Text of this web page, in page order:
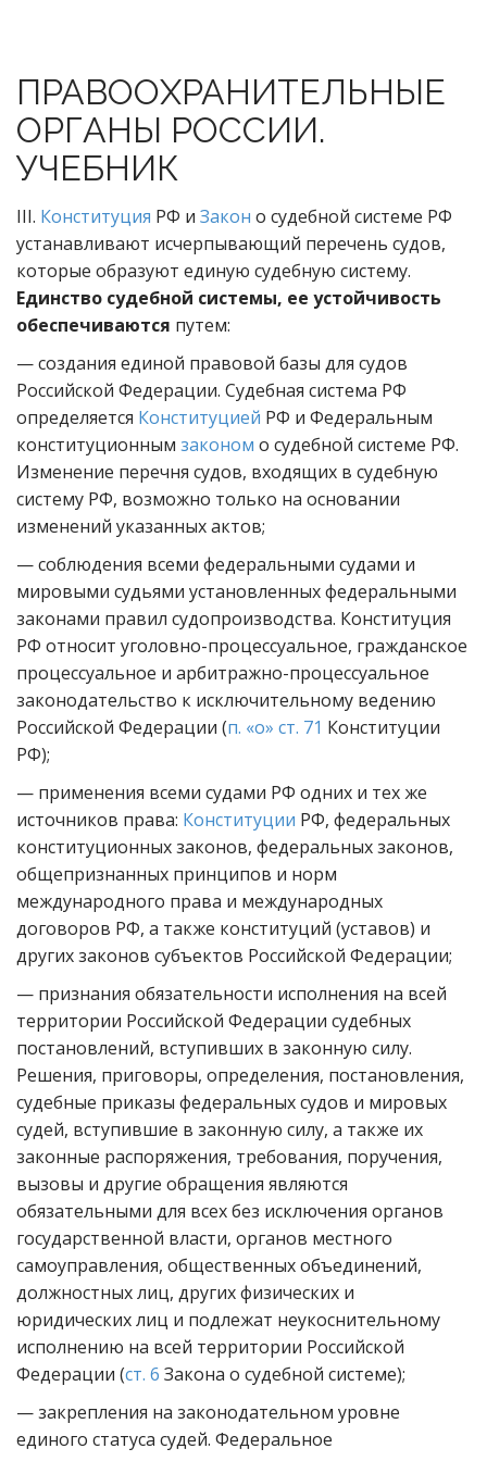
ПРАВООХРАНИТЕЛЬНЫЕ
ОРГАНЫ РОССИИ.
УЧЕБНИК
III. Конституция РФ и Закон о судебной системе РФ
устанавливают исчерпывающий перечень судов,
которые образуют единую судебную систему.
Единство судебной системы, ее устойчивость
обеспечиваются путем:
— создания единой правовой базы для судов
Российской Федерации. Судебная система РФ
определяется Конституцией РФ и Федеральным
конституционным законом о судебной системе РФ.
Изменение перечня судов, входящих в судебную
систему РФ, возможно только на основании
изменений указанных актов;
— соблюдения всеми федеральными судами и
мировыми судьями установленных федеральными
законами правил судопроизводства. Конституция
РФ относит уголовно-процессуальное, гражданское
процессуальное и арбитражно-процессуальное
законодательство к исключительному ведению
Российской Федерации (п. «о» ст. 71 Конституции
РФ);
— применения всеми судами РФ одних и тех же
источников права: Конституции РФ, федеральных
конституционных законов, федеральных законов,
общепризнанных принципов и норм
международного права и международных
договоров РФ, а также конституций (уставов) и
других законов субъектов Российской Федерации;
— признания обязательности исполнения на всей
территории Российской Федерации судебных
постановлений, вступивших в законную силу.
Решения, приговоры, определения, постановления,
судебные приказы федеральных судов и мировых
судей, вступившие в законную силу, а также их
законные распоряжения, требования, поручения,
вызовы и другие обращения являются
обязательными для всех без исключения органов
государственной власти, органов местного
самоуправления, общественных объединений,
должностных лиц, других физических и
юридических лиц и подлежат неукоснительному
исполнению на всей территории Российской
Федерации (ст. 6 Закона о судебной системе);
— закрепления на законодательном уровне
единого статуса судей. Федеральное